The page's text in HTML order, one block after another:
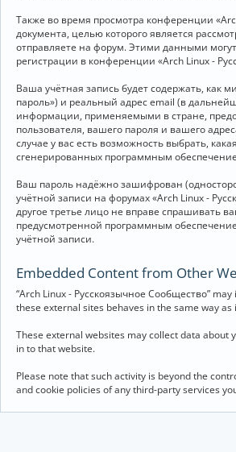
Также во время просмотра конференции
документа, целью которого является
отправляете на форум. Этими данными
регистрации в конференции «Arch Linux -
Ваша учётная запись будет содержать,
пароль») и реальный адрес email (в
информации, применяемыми в стране,
пользователя, вашего пароля и вашего
случае у вас есть возможность выбрать,
сгенерированных программным
Ваш пароль надёжно зашифрован
учётной записи на форумах «Arch Linux -
другое третье лицо не вправе спрашивать
предусмотренной программным
учётной записи.
Embedded Content from Other
“Arch Linux - Русскоязычное Сообщество”
these external sites behaves in the same way
These external websites may collect data
in to that website.
Please note that such activity is beyond the
and cookie policies of any third-party services